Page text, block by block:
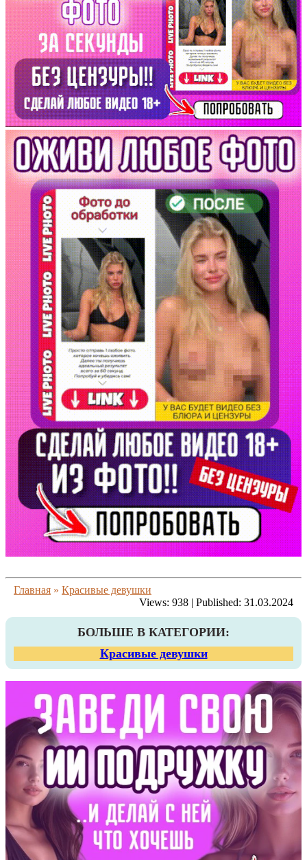
Главная » Красивые девушки
Views: 938 | Published: 31.03.2024
БОЛЬШЕ В КАТЕГОРИИ:
Красивые девушки